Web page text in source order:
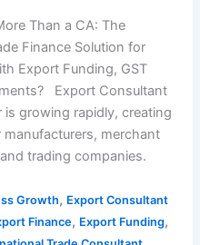
Than a CA: The
Finance Solution for
Export Funding, GST
Export Consultant
is growing rapidly, creating
merchant
trading companies.
Growth, Export Consultant
Finance, Export Funding,